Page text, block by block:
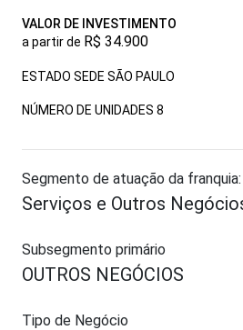
VALOR DE INVESTIMENTO
a partir de R$ 34.900
ESTADO SEDE SÃO PAULO
NÚMERO DE UNIDADES 8
Segmento de atuação da franquia:
Serviços e Outros
Subsegmento primário
OUTROS NEGÓCIOS
Tipo de Negócio